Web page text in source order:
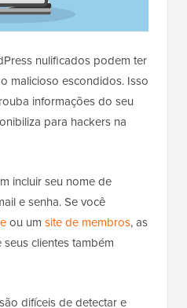
nulificados podem ter
malicioso escondidos. Isso
informações do seu
para hackers na
incluir seu nome de
e senha. Se você
ou um site de membros, as
clientes também
difíceis de detectar e